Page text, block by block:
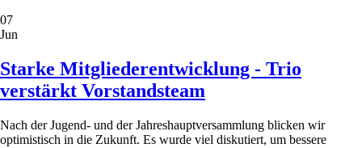
07
Jun
Starke Mitgliederentwicklung - Trio
verstärkt Vorstandsteam
Nach der Jugend- und der Jahreshauptversammlung blicken wir
optimistisch in die Zukunft. Es wurde viel diskutiert, um bessere